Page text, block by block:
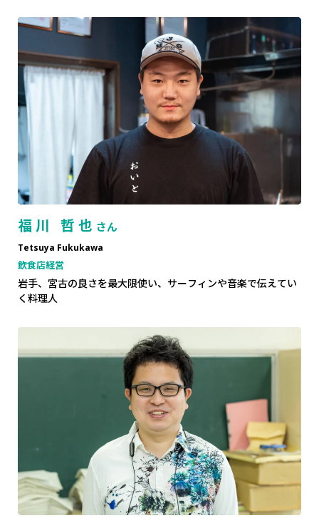
福川 哲也 さん
Tetsuya Fukukawa
飲食店経営
岩手、宮古の良さを最大限使い、サーフィンや音楽で伝えてい
く料理人